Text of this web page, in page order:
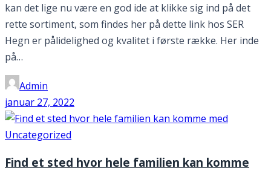
kan det lige nu være en god ide at klikke sig ind på det
rette sortiment, som findes her på dette link hos SER
Hegn er pålidelighed og kvalitet i første række. Her inde
på…
Admin
januar 27, 2022
Uncategorized
Find et sted hvor hele familien kan komme